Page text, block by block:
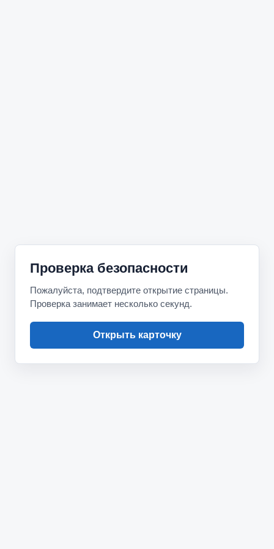
Проверка безопасности
Пожалуйста, подтвердите открытие страницы.
Проверка занимает несколько секунд.
Открыть карточку